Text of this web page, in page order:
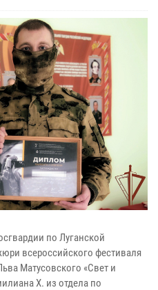
по Луганской
всероссийского фестиваля
Матусовского «Свет и
Х. из отдела по